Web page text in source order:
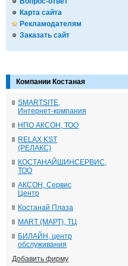
Карта сайта
Рекламодателям
Заказать сайт
Компании Костаная
SMARTSITE,
Интернет-компания
НПО АКСОН, ТОО
RELAX KST
(РЕЛАКС)
КОСТАНАЙШИНСЕРВИС,
ТОО
АКСОН, Сервис
Центр
Костанай Плаза
MART (МАРТ), ТЦ
БИЛАЙН, центр
обслуживания
Добавить фирму